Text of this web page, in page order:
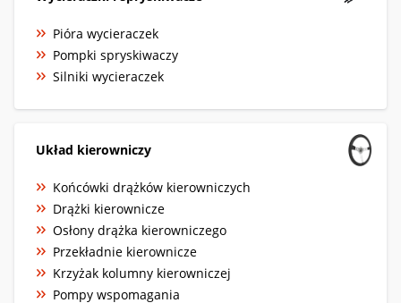
Pióra wycieraczek
Pompki spryskiwaczy
Silniki wycieraczek
Układ kierowniczy
Końcówki drążków kierowniczych
Drążki kierownicze
Osłony drążka kierowniczego
Przekładnie kierownicze
Krzyżak kolumny kierowniczej
Pompy wspomagania